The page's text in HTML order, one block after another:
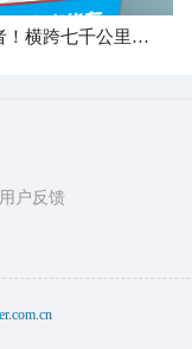
“白海豚”耐力王者！横跨七千公里直奔华东
用户反馈